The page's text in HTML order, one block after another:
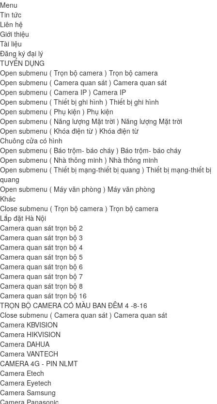
Menu
Tin tức
Liên hệ
Giới thiệu
Tài liệu
Đăng ký đại lý
TUYỂN DỤNG
Open submenu ( Trọn bộ camera ) Trọn bộ camera
Open submenu ( Camera quan sát ) Camera quan sát
Open submenu ( Camera IP ) Camera IP
Open submenu ( Thiết bị ghi hình ) Thiết bị ghi hình
Open submenu ( Phụ kiện ) Phụ kiện
Open submenu ( Năng lượng Mặt trời ) Năng lượng Mặt trời
Open submenu ( Khóa điện từ ) Khóa điện từ
Chuông cửa có hình
Open submenu ( Báo trộm- báo cháy ) Báo trộm- báo cháy
Open submenu ( Nhà thông minh ) Nhà thông minh
Open submenu ( Thiết bị mạng-thiết bị quang ) Thiết bị mạng-thiết bị
quang
Open submenu ( Máy văn phòng ) Máy văn phòng
Khác
Close submenu ( Trọn bộ camera ) Trọn bộ camera
Lắp đặt Hà Nội
Camera quan sát trọn bộ 2
Camera quan sát trọn bộ 3
Camera quan sát trọn bộ 4
Camera quan sát trọn bộ 5
Camera quan sát trọn bộ 6
Camera quan sát trọn bộ 7
Camera quan sát trọn bộ 8
Camera quan sát trọn bộ 16
TRỌN BỘ CAMERA CÓ MÀU BAN ĐÊM 4 -8-16
Close submenu ( Camera quan sát ) Camera quan sát
Camera KBVISION
Camera HIKVISION
Camera DAHUA
Camera VANTECH
CAMERA 4G - PIN NLMT
Camera Etech
Camera Eyetech
Camera Samsung
Camera Panasonic